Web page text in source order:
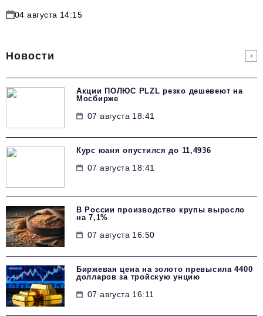
04 августа 14:15
Новости
Акции ПОЛЮС PLZL резко дешевеют на
Мосбирже
07 августа 18:41
Курс юаня опустился до 11,4936
07 августа 18:41
В России производство крупы выросло
на 7,1%
07 августа 16:50
Биржевая цена на золото превысила 4400
долларов за тройскую унцию
07 августа 16:11